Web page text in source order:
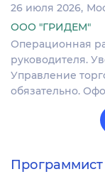
26 июля 2026
ООО "ГРИДЕМ"
Операционная
руководителя.
Управление
обязательно.
Программист